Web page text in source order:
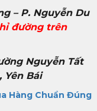
– P. Nguyễn Du
đường trên
Nguyễn Tất
Yên Bái
Hàng Chuẩn Đúng